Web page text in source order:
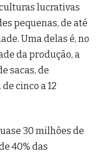
lucrativas
pequenas, de até
Uma delas é, no
da produção, a
sacas, de
cinco a 12
30 milhões de
40% das